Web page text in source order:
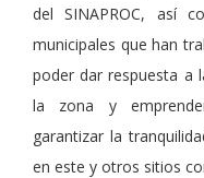
del SINAPROC, así
municipales que han
poder dar respuesta a
la zona y
garantizar la
en este y otros sitios